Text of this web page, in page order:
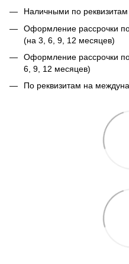
Наличными по
Оформление рассрочки
(на 3, 6, 9, 12 месяцев)
Оформление рассрочки
6, 9, 12 месяцев)
По реквизитам на